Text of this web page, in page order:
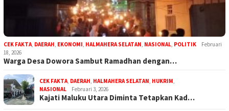
CEK FAKTA, DAERAH, EKONOMI, HALMAHERA SELATAN, NASIONAL, POLITIK
Februari
18, 2026
Warga Desa Dowora Sambut Ramadhan dengan…
CEK FAKTA, DAERAH, HALMAHERA SELATAN, HUKRIM,
NASIONAL
Februari 3, 2026
Kajati Maluku Utara Diminta Tetapkan Kad…